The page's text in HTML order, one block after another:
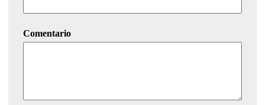
Comentario